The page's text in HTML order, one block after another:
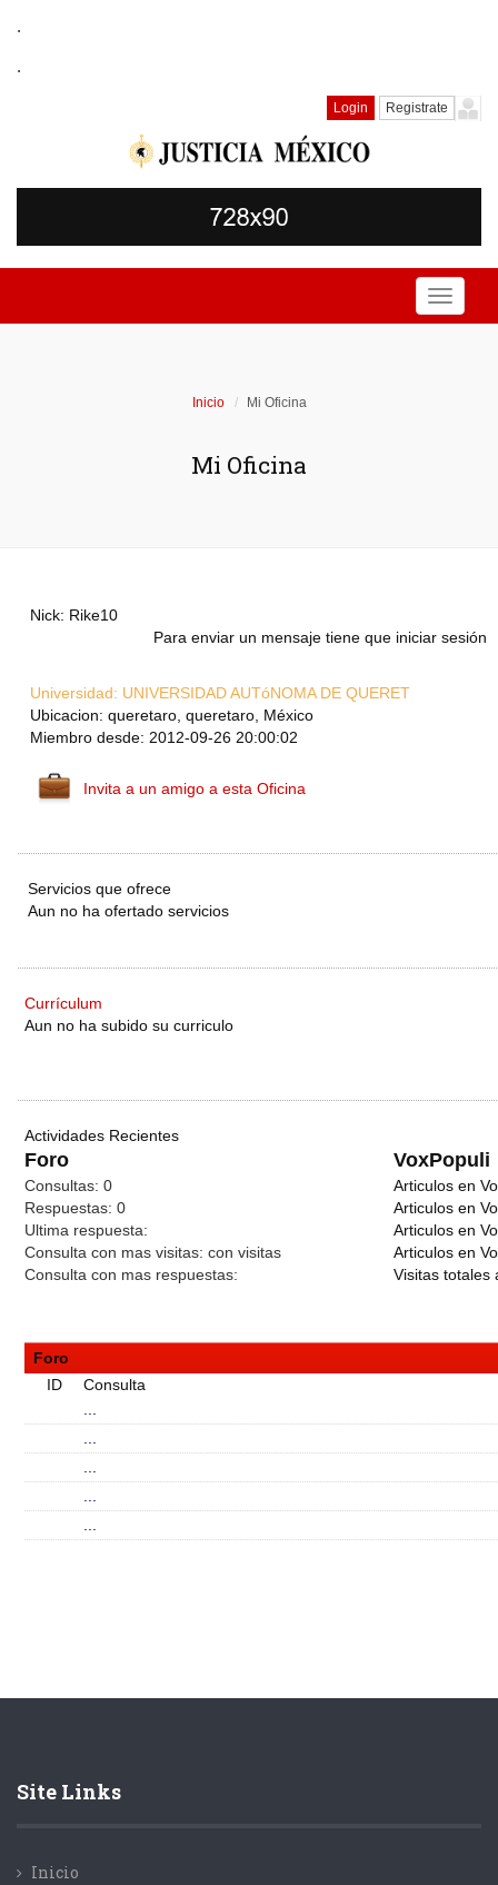
.
.
Login Registrate
Toggle
Inicio Mi Oficina
Mi Oficina
Nick: Rike10
Para enviar un mensaje tiene que iniciar sesión
Universidad: UNIVERSIDAD AUTóNOMA DE QUERET
Ubicacion: queretaro, queretaro, México
Miembro desde: 2012-09-26 20:00:02
Invita a un amigo a esta Oficina
Servicios que ofrece
Aun no ha ofertado servicios
Currículum
Aun no ha subido su curriculo
Actividades Recientes
Foro VoxPopuli
Consultas: 0
Respuestas: 0
Ultima respuesta:
Consulta con mas visitas: con visitas
Consulta con mas respuestas:
Articulos en
Articulos en
Articulos en
Articulos en
Visitas totales
Foro
ID
Consulta
Site Links
Inicio